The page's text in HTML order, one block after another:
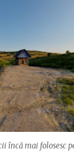
încă mai folosesc